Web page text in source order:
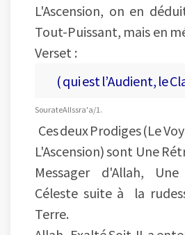
L'Ascension, on en
Tout-Puissant, mais en
Verset :
( qui est l’Audient, le
Sourate Al Issra'a/1.
Ces deux Prodiges (Le
L'Ascension) sont Une
Messager d'Allah,
Céleste suite à la
Terre.